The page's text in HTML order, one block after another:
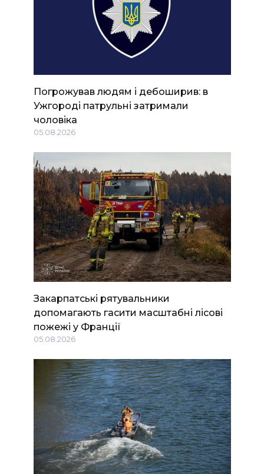
Погрожував людям і дебоширив: в
Ужгороді патрульні затримали
чоловіка
05.08.2026
Закарпатські рятувальники
допомагають гасити масштабні лісові
пожежі у Франції
05.08.2026